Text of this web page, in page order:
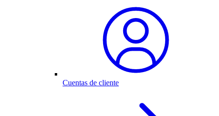
Cuentas de cliente